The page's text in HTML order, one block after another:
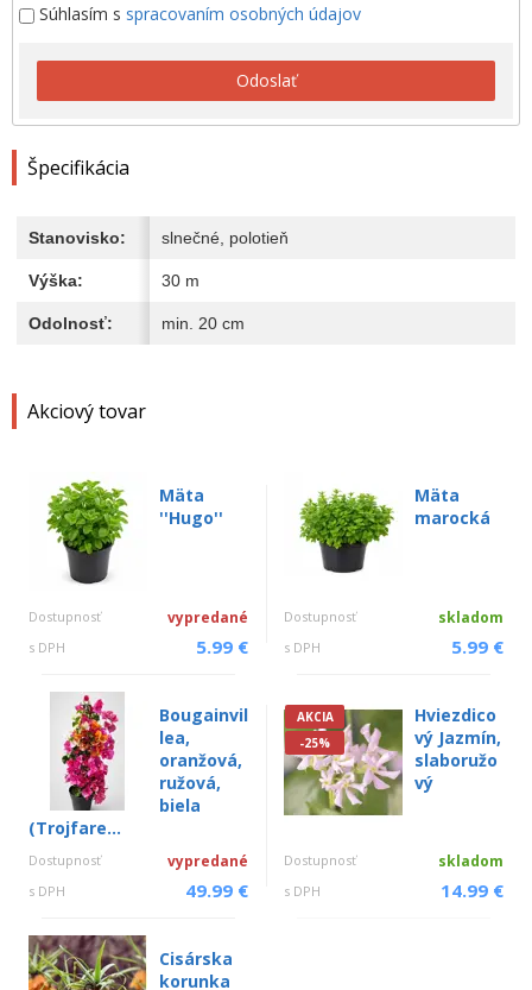
Akciový tovar
Mäta
''Hugo''
Dostupnosť vypredané
s DPH 5.99 €
Mäta
marocká
Dostupnosť skladom
s DPH 5.99 €
Bougainvil
lea,
oranžová,
ružová,
biela
(Trojfare...
Dostupnosť vypredané
s DPH 49.99 €
AKCIA
-25%
Hviezdico
vý Jazmín,
slaboružo
vý
Dostupnosť skladom
s DPH 14.99 €
Cisárska
korunka
Súhlasím s spracovaním osobných údajov
Odoslať
Špecifikácia
Stanovisko: slnečné, polotieň
Výška: 30 m
Odolnosť: min. 20 cm